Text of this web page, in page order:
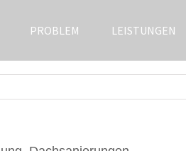
PROBLEM LEISTUNGEN